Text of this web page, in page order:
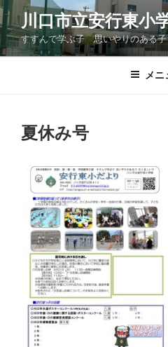
コ
ン
テ
ン
川口市立安行東小
すすんで学ぶ子 思いやりのある
メニ
夏休み号